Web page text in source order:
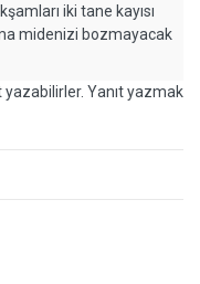
iki tane kayısı
midenizi bozmayacak
yazabilirler. Yanıt yazmak